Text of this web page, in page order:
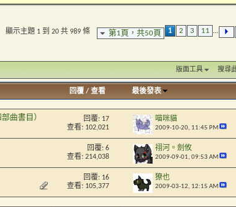
第1頁，共50頁 1 2 3 11 ...
顯示主題 1 到 20 共 989 條
版面工具 搜尋
回覆 /查看 最後發表
曲書目） 回覆: 17
查看: 102,021
喵咪貓
2009-10-20, 11:45 PM
回覆:6
查看: 214,038
祤河。劍攸
2009-09-01, 09:53 AM
回覆: 16
查看: 105,377
獠也
2009-03-12, 12:15 AM